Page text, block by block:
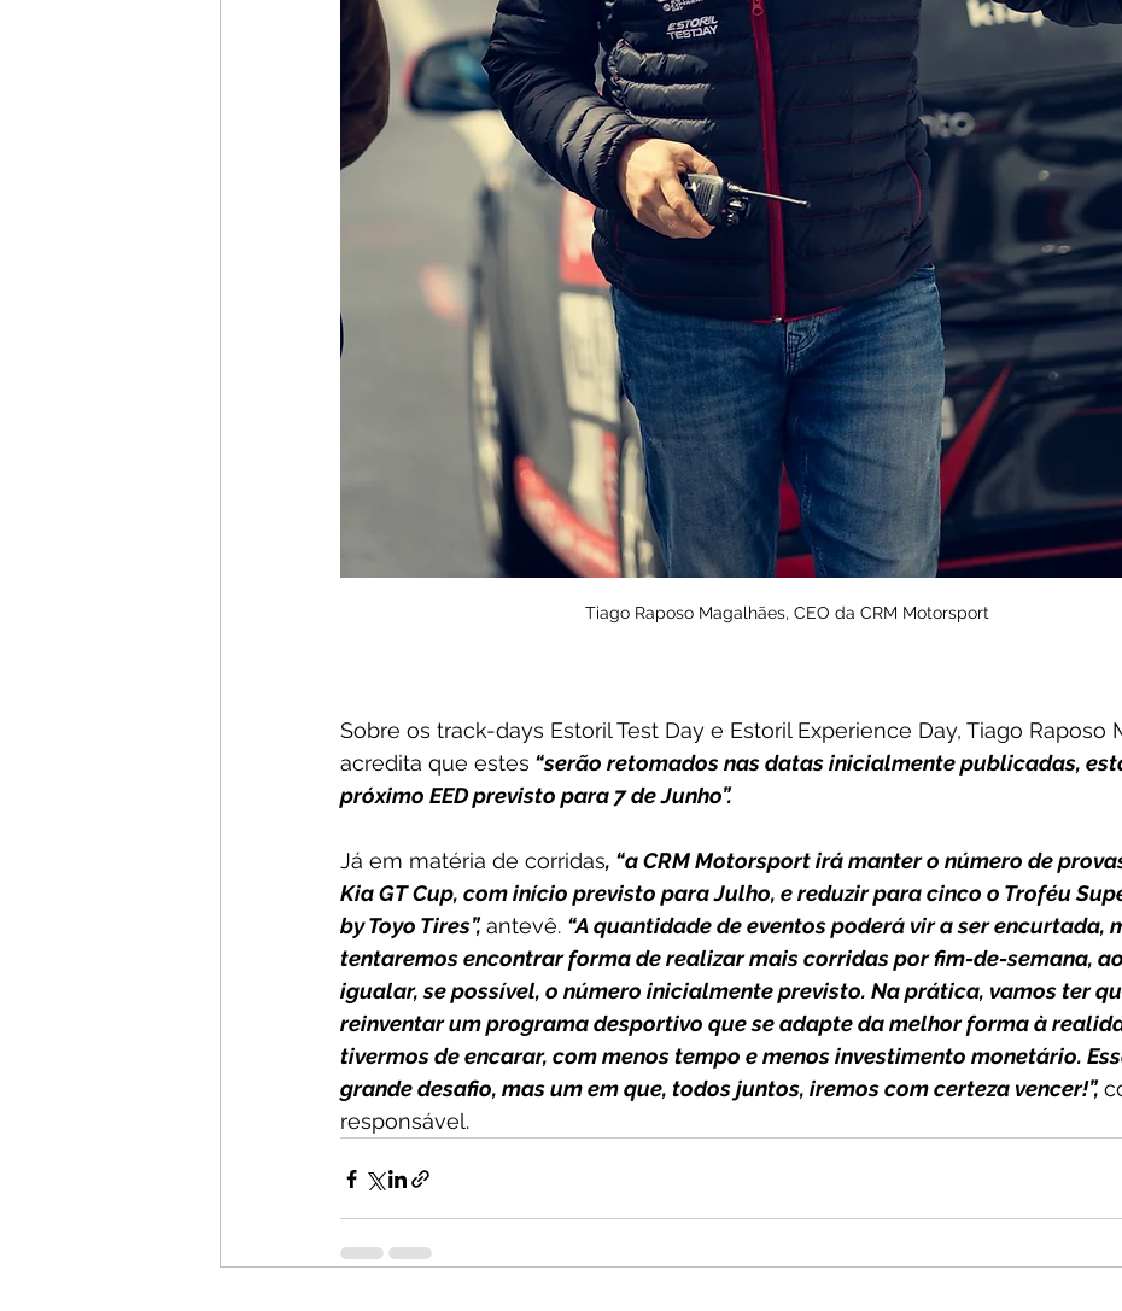
Tiago Raposo Magalhães, CEO da CRM Motorsport
Sobre os track-days Estoril Test Day e Estoril Experience Day, Tiago Raposo
acredita que estes “serão retomados nas datas inicialmente publicadas,
próximo EED previsto para 7 de Junho”.
Já em matéria de corridas, “a CRM Motorsport irá manter o número de
Kia GT Cup, com início previsto para Julho, e reduzir para cinco o Troféu
by Toyo Tires”, antevê. “A quantidade de eventos poderá vir a ser encurtada,
tentaremos encontrar forma de realizar mais corridas por fim-de-semana,
igualar, se possível, o número inicialmente previsto. Na prática, vamos ter
reinventar um programa desportivo que se adapte da melhor forma à
tivermos de encarar, com menos tempo e menos investimento monetário.
grande desafio, mas um em que, todos juntos, iremos com certeza vencer!”,
responsável.